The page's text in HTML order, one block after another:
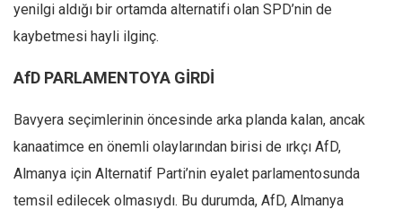
yenilgi aldığı bir ortamda alternatifi olan SPD’nin de
kaybetmesi hayli ilginç.
AfD PARLAMENTOYA GİRDİ
Bavyera seçimlerinin öncesinde arka planda kalan, ancak
kanaatimce en önemli olaylarından birisi de ırkçı AfD,
Almanya için Alternatif Parti’nin eyalet parlamentosunda
temsil edilecek olmasıydı. Bu durumda, AfD, Almanya